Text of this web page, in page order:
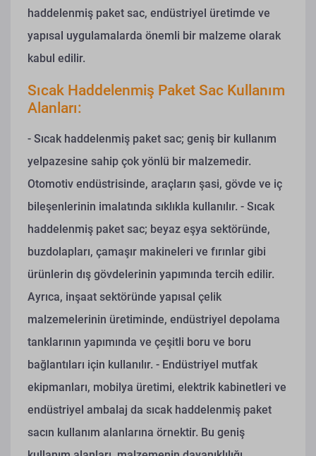
haddelenmiş paket sac, endüstriyel üretimde ve
yapısal uygulamalarda önemli bir malzeme olarak
kabul edilir.
Sıcak Haddelenmiş Paket Sac Kullanım
Alanları:
- Sıcak haddelenmiş paket sac; geniş bir kullanım
yelpazesine sahip çok yönlü bir malzemedir.
Otomotiv endüstrisinde, araçların şasi, gövde ve iç
bileşenlerinin imalatında sıklıkla kullanılır. - Sıcak
haddelenmiş paket sac; beyaz eşya sektöründe,
buzdolapları, çamaşır makineleri ve fırınlar gibi
ürünlerin dış gövdelerinin yapımında tercih edilir.
Ayrıca, inşaat sektöründe yapısal çelik
malzemelerinin üretiminde, endüstriyel depolama
tanklarının yapımında ve çeşitli boru ve boru
bağlantıları için kullanılır. - Endüstriyel mutfak
ekipmanları, mobilya üretimi, elektrik kabinetleri ve
endüstriyel ambalaj da sıcak haddelenmiş paket
sacın kullanım alanlarına örnektir. Bu geniş